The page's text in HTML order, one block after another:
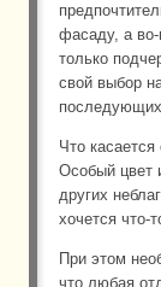
фасаду, а во-
только
свой выбор
последующих
Что
Особый цвет
других
хочется что-
При этом
что любая